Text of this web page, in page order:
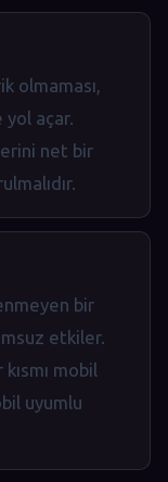
olmaması,
açar.
net bir
bir
etkiler.
mobil
uyumlu